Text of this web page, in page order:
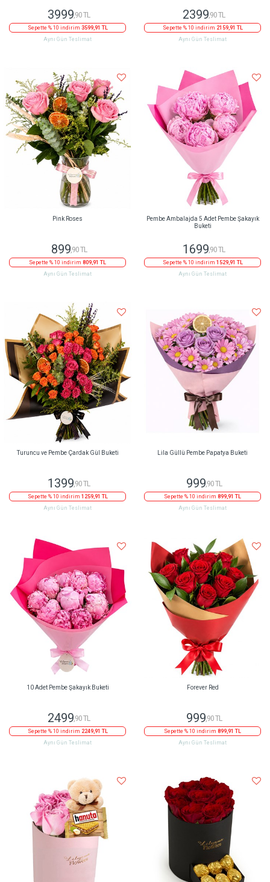
3999,90 TL
Sepette % 10 indirim 3599,91 TL
Aynı Gün Teslimat
2399,90 TL
Sepette % 10 indirim 2159,91 TL
Aynı Gün Teslimat
Pink Roses
899,90 TL
Sepette % 10 indirim 809,91 TL
Aynı Gün Teslimat
Pembe Ambalajda 5 Adet Pembe Şakayık
Buketi
1699 ,90 TL
Sepette % 10 indirim 1529,91 TL
Aynı Gün Teslimat
Turuncu ve Pembe Çardak Gül Buketi
1399,90 TL
Sepette % 10 indirim 1259,91 TL
Aynı Gün Teslimat
Lila Güllü Pembe Papatya Buketi
999,90 TL
Sepette % 10 indirim 899,91 TL
Aynı Gün Teslimat
10 Adet Pembe Şakayık Buketi
2499 ,90 TL
Sepette % 10 indirim 2249,91 TL
Aynı Gün Teslimat
Forever Red
999,90 TL
Sepette % 10 indirim 899,91 TL
Aynı Gün Teslimat